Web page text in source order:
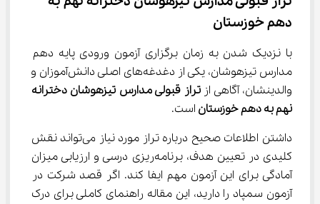
دهم خوزستان
با نزدیک شدن به زمان برگزاری آزمون ورودی پایه دهم
مدارس تیزهوشان، یکی از دغدغه‌های اصلی دانش‌آموزان و
والدینشان، آگاهی از تراز قبولی مدارس تیزهوشان دخترانه
نهم به دهم خوزستان است.
داشتن اطلاعات صحیح درباره تراز مورد نیاز می‌تواند نقش
کلیدی در تعیین هدف، برنامه‌ریزی درسی و ارزیابی میزان
آمادگی برای این آزمون مهم ایفا کند. اگر قصد شرکت در
آزمون سمپاد را دارید، این مقاله راهنمای کاملی برای درک